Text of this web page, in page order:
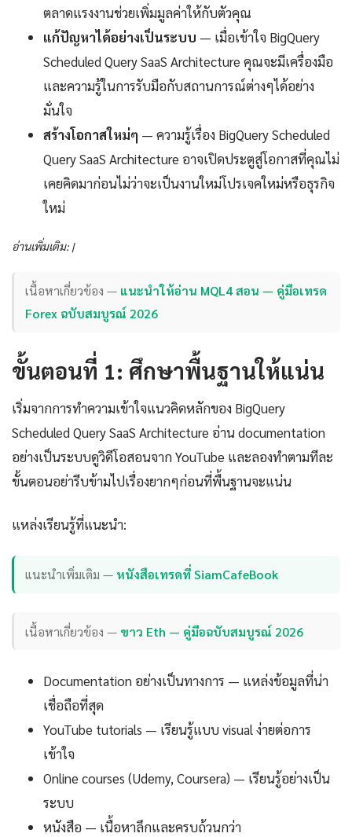
ตลาดแรงงานช่วยเพิ่มมูลค่าให้กับตัวคุณ
แก้ปัญหาได้อย่างเป็นระบบ — เมื่อเข้าใจ BigQuery
Scheduled Query SaaS Architecture คุณจะมีเครื่องมือ
และความรู้ในการรับมือกับสถานการณ์ต่างๆได้อย่าง
มั่นใจ
สร้างโอกาสใหม่ๆ — ความรู้เรื่อง BigQuery Scheduled
Query SaaS Architecture อาจเปิดประตูสู่โอกาสที่คุณไม่
เคยคิดมาก่อนไม่ว่าจะเป็นงานใหม่โปรเจคใหม่หรือธุรกิจ
ใหม่
อ่านเพิ่มเติม: |
เนื้อหาเกี่ยวข้อง — แนะนำให้อ่าน MQL4 สอน — คู่มือเทรด
Forex ฉบับสมบูรณ์ 2026
ขั้นตอนที่ 1: ศึกษาพื้นฐานให้แน่น
เริ่มจากการทำความเข้าใจแนวคิดหลักของ BigQuery
Scheduled Query SaaS Architecture อ่าน documentation
อย่างเป็นระบบดูวิดีโอสอนจาก YouTube และลองทำตามทีละ
ขั้นตอนอย่ารีบข้ามไปเรื่องยากๆก่อนที่พื้นฐานจะแน่น
แหล่งเรียนรู้ที่แนะนำ:
แนะนำเพิ่มเติม — หนังสือเทรดที่ SiamCafeBook
เนื้อหาเกี่ยวข้อง — ขาว Eth — คู่มือฉบับสมบูรณ์ 2026
Documentation อย่างเป็นทางการ — แหล่งข้อมูลที่น่า
เชื่อถือที่สุด
YouTube tutorials — เรียนรู้แบบ visual ง่ายต่อการ
เข้าใจ
Online courses (Udemy, Coursera) — เรียนรู้อย่างเป็น
ระบบ
หนังสือ — เนื้อหาลึกและครบถ้วนกว่า